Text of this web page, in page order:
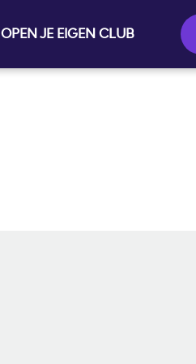
OPEN JE EIGEN CLUB